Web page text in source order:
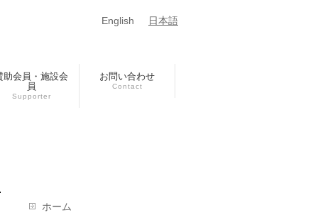
English 日本語
助会員・施設会
員
Supporter
お問い合わせ
Contact
ホーム